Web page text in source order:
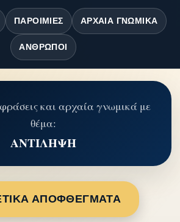
ΠΑΡΟΙΜΊΕΣ ΑΡΧΑΊΑ ΓΝΩΜΙΚΆ
ΆΝΘΡΩΠΟΙ
και αρχαία γνωμικά με
θέμα:
ΑΝΤΙΛΗΨΗ
ΑΠΟΦΘΕΓΜΑΤΑ